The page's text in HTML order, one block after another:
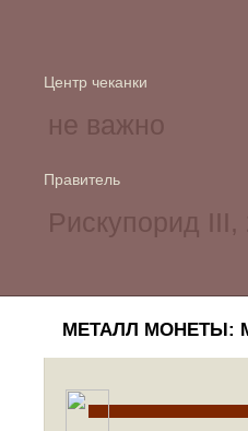
Центр чеканки
Правитель
МЕТАЛЛ МОНЕТЫ: